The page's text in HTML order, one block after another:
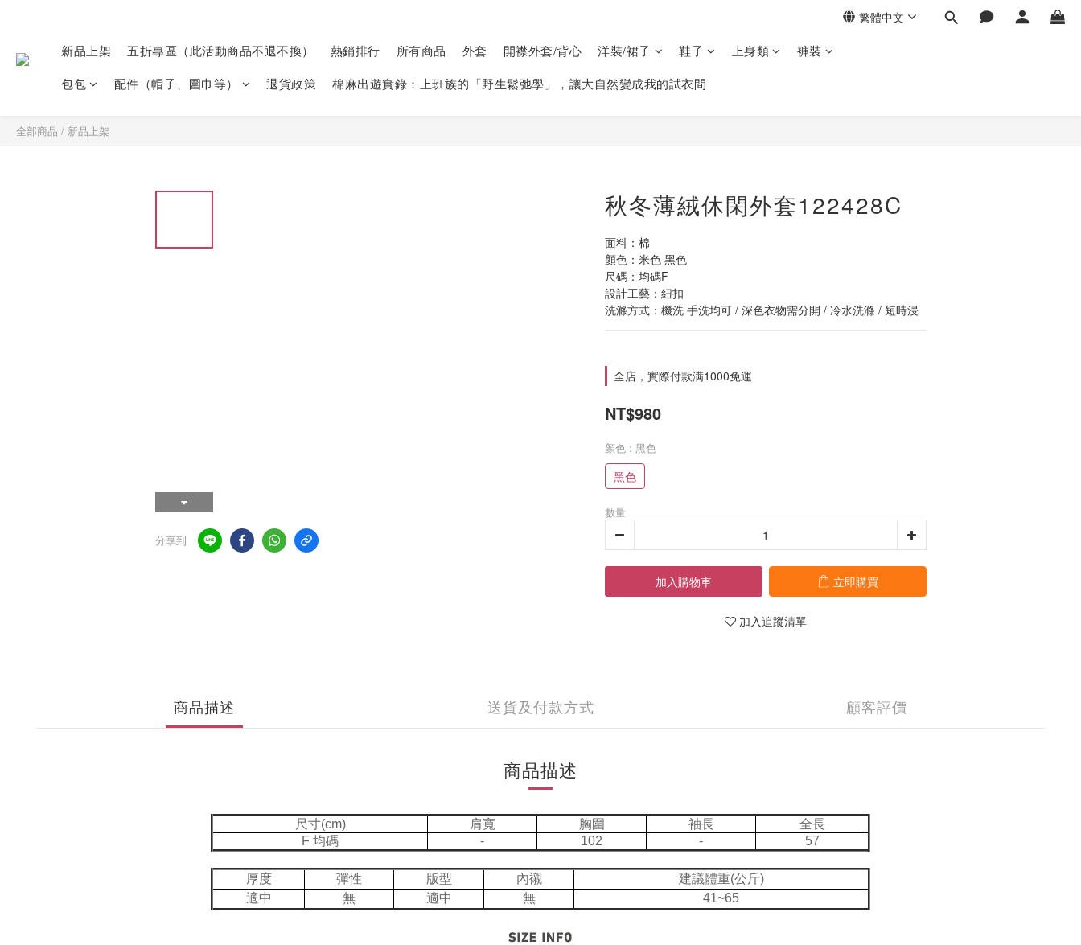
繁體中文
新品上架 五折專區（此活動商品不退不換） 熱銷排行 所有商品 外套 開襟外套/背心 洋裝/裙子 鞋子 上身類
褲裝
包包
配件（帽子、圍巾等） 退貨政策 棉麻出遊實錄：上班族的「野生鬆弛學」，讓大自然變成我的試衣間
全部商品 / 新品上架
分享到
秋冬薄絨休閑外套122428C
面料：棉
顏色：米色 黑色
尺碼：均碼F
設計工藝：紐扣
洗滌方式：機洗 手洗均可 / 深色衣物需分開 / 冷水洗滌 / 短時浸
全店，實際付款满1000免運
NT$980
顏色 : 黑色
黑色
數量
加入購物車 立即購買
加入追蹤清單
商品描述 送貨及付款方式 顧客評價
商品描述
尺寸(cm) 肩寬 胸圍 袖長
全長
F 均碼
- 102 - 57
厚度 彈性 版型 內襯
建議體重(公斤)
適中
無 適中 無 41~65